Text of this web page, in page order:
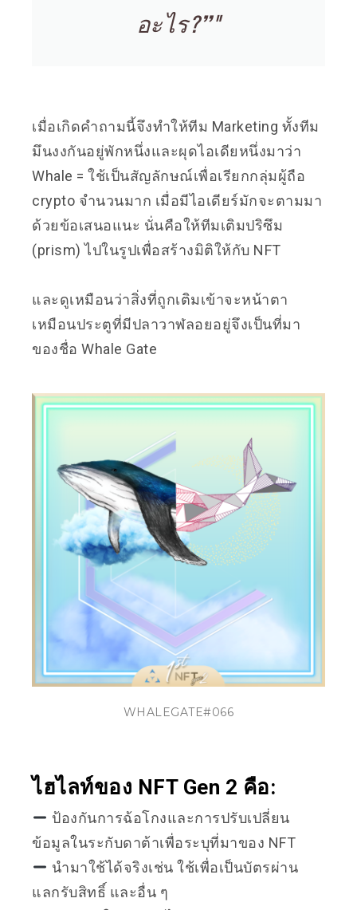
อะไร?”"
เมื่อเกิดคำถามนี้จึงทำให้ทีม Marketing ทั้งทีม
มึนงงกันอยู่พักหนึ่งและผุดไอเดียหนึ่งมาว่า
Whale = ใช้เป็นสัญลักษณ์เพื่อเรียกกลุ่มผู้ถือ
crypto จำนวนมาก เมื่อมีไอเดียร์มักจะตามมา
ด้วยข้อเสนอแนะ นั่นคือให้ทีมเติมปริซึม
(prism) ไปในรูปเพื่อสร้างมิติให้กับ NFT
และดูเหมือนว่าสิ่งที่ถูกเติมเข้าจะหน้าตา
เหมือนประตูที่มีปลาวาฬลอยอยู่จึงเป็นที่มา
ของชื่อ Whale Gate
WHALEGATE#066
ไฮไลท์ของ NFT Gen 2 คือ:
ป้องกันการฉ้อโกงและการปรับเปลี่ยน
ข้อมูลในระกับดาต้าเพื่อระบุที่มาของ NFT
นำมาใช้ได้จริงเช่น ใช้เพื่อเป็นบัตรผ่าน
แลกรับสิทธิ์ และอื่น ๆ